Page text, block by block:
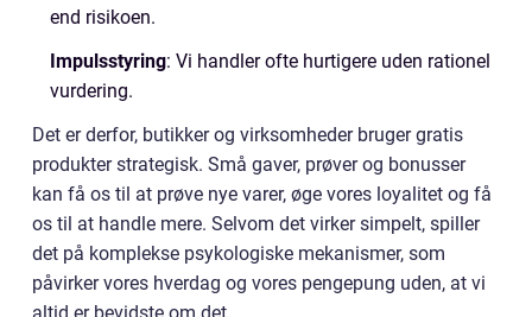
end risikoen.
Impulsstyring: Vi handler ofte hurtigere uden rationel
vurdering.
Det er derfor, butikker og virksomheder bruger gratis
produkter strategisk. Små gaver, prøver og bonusser
kan få os til at prøve nye varer, øge vores loyalitet og få
os til at handle mere. Selvom det virker simpelt, spiller
det på komplekse psykologiske mekanismer, som
påvirker vores hverdag og vores pengepung uden, at vi